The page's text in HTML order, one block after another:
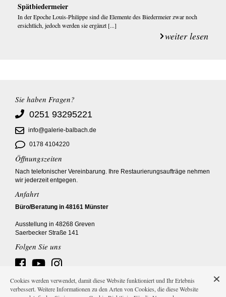
Spätbiedermeier
In der Epoche Louis-Philippe sind die Elemente des Biedermeier zwar noch
ersichtlich, jedoch werden sie ergänzt [...]
weiter lesen
Sie haben Fragen?
0251 93295221
info@galerie-balbach.de
0178 4104220
Öffnungszeiten
Nach telefonischer Vereinbarung. Ihre Restaurierungsaufträge nehmen
wir jederzeit entgegen.
Anfahrt
Büro/Beratung in 48161 Münster
Ausstellung in 48268 Greven
Saerbecker Straße 141
Folgen Sie uns
Cookies werden verwendet, damit diese Website funktioniert und Ihr Erlebnis
verbessert. Weitere Informationen zu den Arten von Cookies, die diese Website